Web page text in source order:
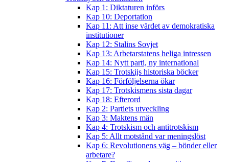
Kap 1: Diktaturen införs
Kap 10: Deportation
Kap 11: Att inse värdet av demokratiska
institutioner
Kap 12: Stalins Sovjet
Kap 13: Arbetarstatens heliga intressen
Kap 14: Nytt parti, ny international
Kap 15: Trotskijs historiska böcker
Kap 16: Förföljelserna ökar
Kap 17: Trotskismens sista dagar
Kap 18: Efterord
Kap 2: Partiets utveckling
Kap 3: Maktens män
Kap 4: Trotskism och antitrotskism
Kap 5: Allt motstånd var meningslöst
Kap 6: Revolutionens väg – bönder eller
arbetare?